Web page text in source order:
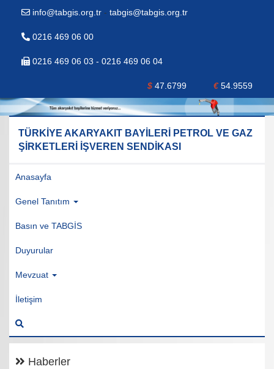
info@tabgis.org.tr - tabgis@tabgis.org.tr
0216 469 06 00
0216 469 06 03 - 0216 469 06 04
$ 47.6799 €54.9559
TÜRKİYE AKARYAKIT BAYİLERİ PETROL VE GAZ
ŞİRKETLERİ İŞVEREN SENDİKASI
Anasayfa
Genel Tanıtım
Basın ve TABGİS
Duyurular
Mevzuat
İletişim
Haberler